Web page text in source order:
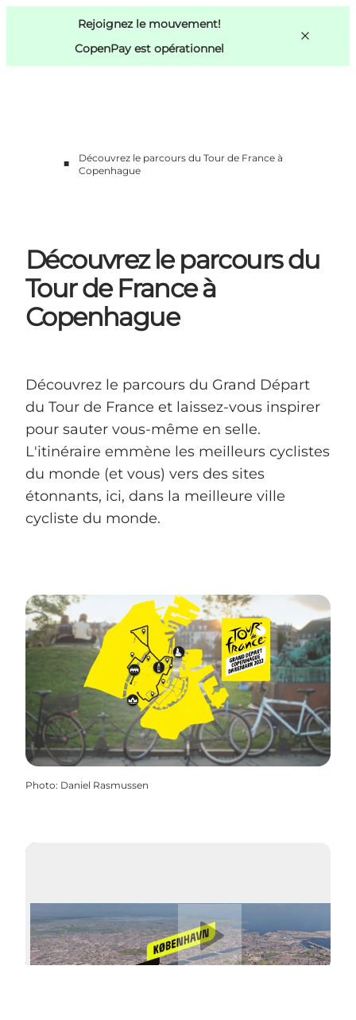
Rejoignez le mouvement!
CopenPay est opérationnel
Activités
Copenhague
■
Découvrez le parcours du Tour de France à
Copenhague
Découvrez le parcours du
Tour de France à
Copenhague
Découvrez le parcours du Grand Départ
du Tour de France et laissez-vous inspirer
pour sauter vous-même en selle.
L'itinéraire emmène les meilleurs cyclistes
du monde (et vous) vers des sites
étonnants, ici, dans la meilleure ville
cycliste du monde.
Photo: Daniel Rasmussen